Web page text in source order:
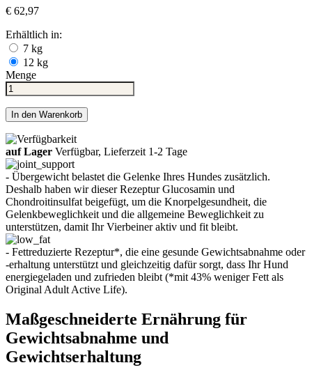
€ 62,97
Erhältlich in:
7 kg
12 kg
Menge
In den Warenkorb
auf Lager Verfügbar, Lieferzeit 1-2 Tage
- Übergewicht belastet die Gelenke Ihres Hundes zusätzlich.
Deshalb haben wir dieser Rezeptur Glucosamin und
Chondroitinsulfat beigefügt, um die Knorpelgesundheit, die
Gelenkbeweglichkeit und die allgemeine Beweglichkeit zu
unterstützen, damit Ihr Vierbeiner aktiv und fit bleibt.
- Fettreduzierte Rezeptur*, die eine gesunde Gewichtsabnahme oder
-erhaltung unterstützt und gleichzeitig dafür sorgt, dass Ihr Hund
energiegeladen und zufrieden bleibt (*mit 43% weniger Fett als
Original Adult Active Life).
Maßgeschneiderte Ernährung für
Gewichtsabnahme und
Gewichtserhaltung